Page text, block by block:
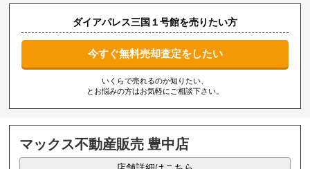
ダイアパレス三国１号館を売りたい方
今すぐ無料売却査定をしたい
いくらで売れるのか知りたい、
とお悩みの方はお気軽にご相談下さい。
マックス不動産販売 豊中店